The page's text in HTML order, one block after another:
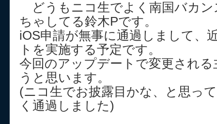
どうもニコ生でよく南国バカン
ちゃしてる鈴木Pです。
iOS申請が無事に通過しまして、
トを実施する予定です。
今回のアップデートで変更され
うと思います。
(ニコ生でお披露目かな、と思っ
く通過しました)